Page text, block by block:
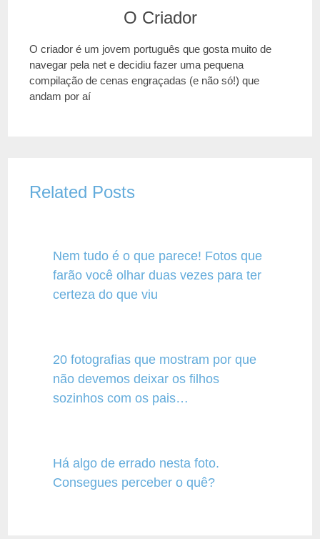
O Criador
O criador é um jovem português que gosta muito de
navegar pela net e decidiu fazer uma pequena
compilação de cenas engraçadas (e não só!) que
andam por aí
Related Posts
Nem tudo é o que parece! Fotos que
farão você olhar duas vezes para ter
certeza do que viu
20 fotografias que mostram por que
não devemos deixar os filhos
sozinhos com os pais…
Há algo de errado nesta foto.
Consegues perceber o quê?